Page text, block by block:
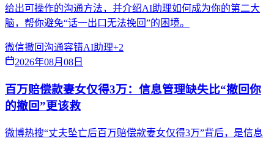
给出可操作的沟通方法，并介绍AI助理如何成为你的第二大
脑，帮你避免“话一出口无法挽回”的困境。
微信撤回沟通容错AI助理+2
2026年08月08日
百万赔偿款妻女仅得3万：信息管理缺失比“撤回你
的撤回”更该救
微博热搜“丈夫坠亡后百万赔偿款妻女仅得3万”背后，是信息